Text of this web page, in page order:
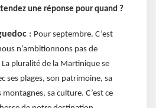
une réponse pour quand ?
: Pour septembre. C’est
n’ambitionnons pas de
pluralité de la Martinique se
ses plages, son patrimoine, sa
sa culture. C’est ce